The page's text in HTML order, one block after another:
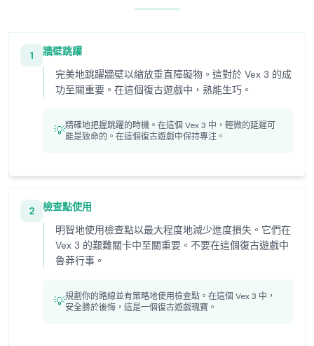
1
牆壁跳躍
完美地跳躍牆壁以縮放垂直障礙物。這對於 Vex 3 的成
功至關重要。在這個復古遊戲中，熟能生巧。
💡精確地把握跳躍的時機。在這個 Vex 3 中，輕微的延遲可
能是致命的。在這個復古遊戲中保持專注。
2
檢查點使用
明智地使用檢查點以最大程度地減少進度損失。它們在
Vex 3 的艱難關卡中至關重要。不要在這個復古遊戲中
魯莽行事。
💡規劃你的路線並有策略地使用檢查點。在這個 Vex 3 中，
安全勝於後悔，這是一個復古遊戲瑰寶。